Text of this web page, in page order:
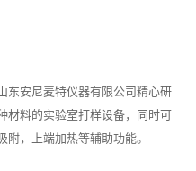
东安尼麦特仪器有限公司精心研
材料的实验室打样设备，同时可
附，上端加热等辅助功能。